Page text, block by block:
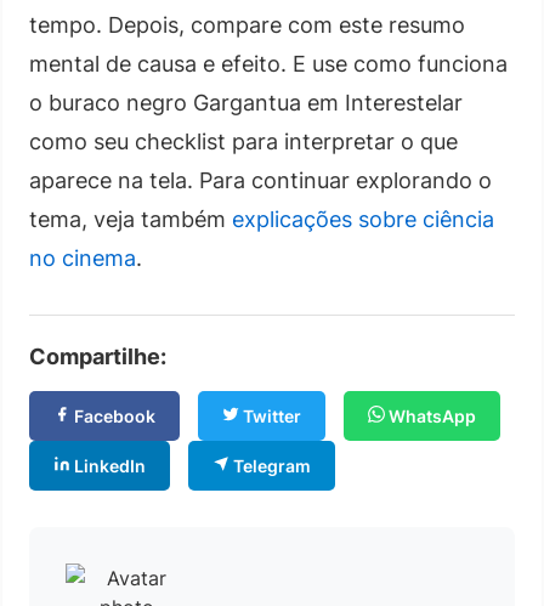
tempo. Depois, compare com este resumo
mental de causa e efeito. E use como funciona
o buraco negro Gargantua em Interestelar
como seu checklist para interpretar o que
aparece na tela. Para continuar explorando o
tema, veja também explicações sobre ciência
no cinema.
Compartilhe:
Facebook Twitter WhatsApp
LinkedIn Telegram